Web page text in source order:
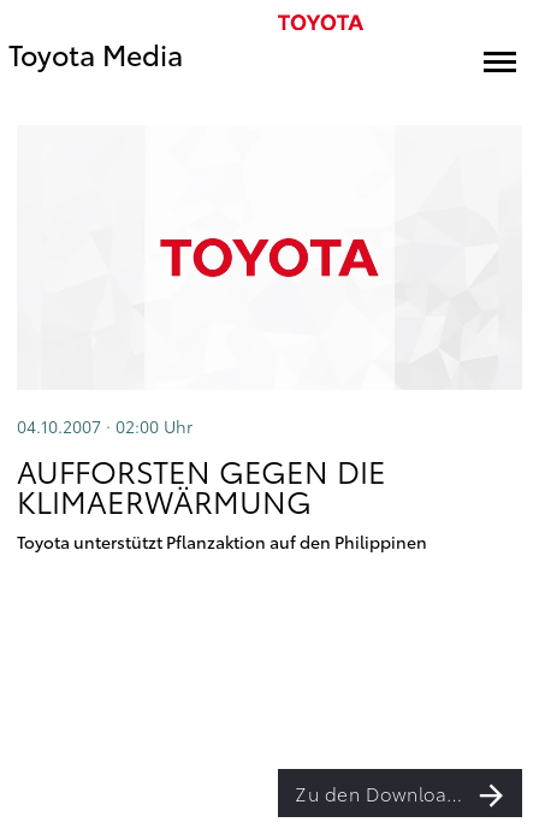
Toyota Media
04.10.2007 · 02:00 Uhr
AUFFORSTEN GEGEN DIE
KLIMAERWÄRMUNG
Toyota unterstützt Pflanzaktion auf den Philippinen
Zu den Downloads